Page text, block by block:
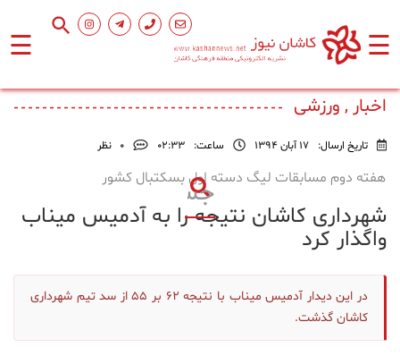
☰ ☰
اصلی
فرهنگ
هنر
ورزشی
اخبار , ورزشی
تاریخ ارسال: 17 آبان 1394 ساعت: ۰۲:۳۳ 0 نظر
هفته دوم مسابقات لیگ دسته اول بسکتبال کشور
شهرداری کاشان نتیجه را به آدمیس میناب
واگذار کرد
در این دیدار آدمیس میناب با نتیجه ۶۲ بر ۵۵ از سد تیم شهرداری
کاشان گذشت.